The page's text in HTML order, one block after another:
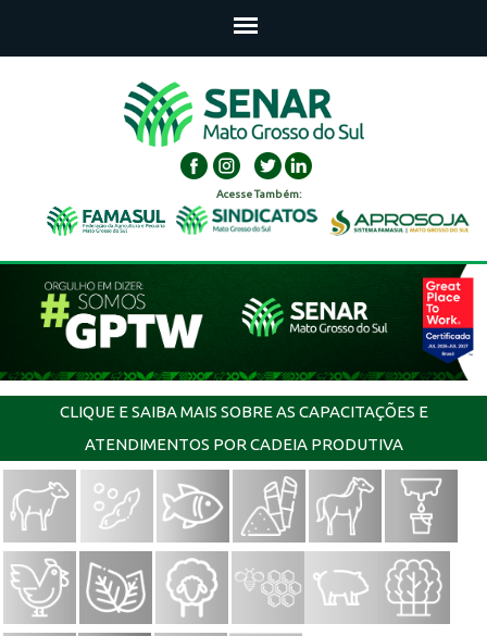
Acesse Também:
CLIQUE E SAIBA MAIS SOBRE AS CAPACITAÇÕES E
ATENDIMENTOS POR CADEIA PRODUTIVA